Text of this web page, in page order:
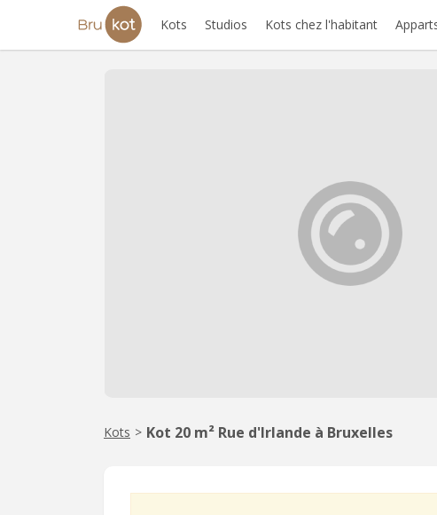
Kots Studios Kots chez l'habitant
Kots > Kot 20 m² Rue d'Irlande à Bruxelles